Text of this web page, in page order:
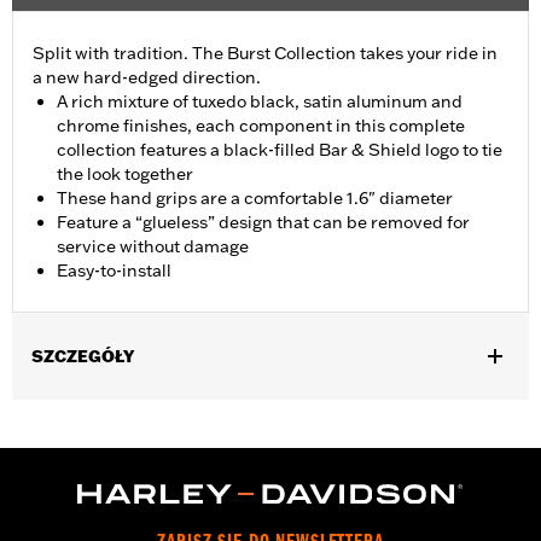
Split with tradition. The Burst Collection takes your ride in
a new hard-edged direction.
A rich mixture of tuxedo black, satin aluminum and
chrome finishes, each component in this complete
collection features a black-filled Bar & Shield logo to tie
the look together
These hand grips are a comfortable 1.6" diameter
Feature a “glueless” design that can be removed for
service without damage
Easy-to-install
SZCZEGÓŁY
Installation Instructions